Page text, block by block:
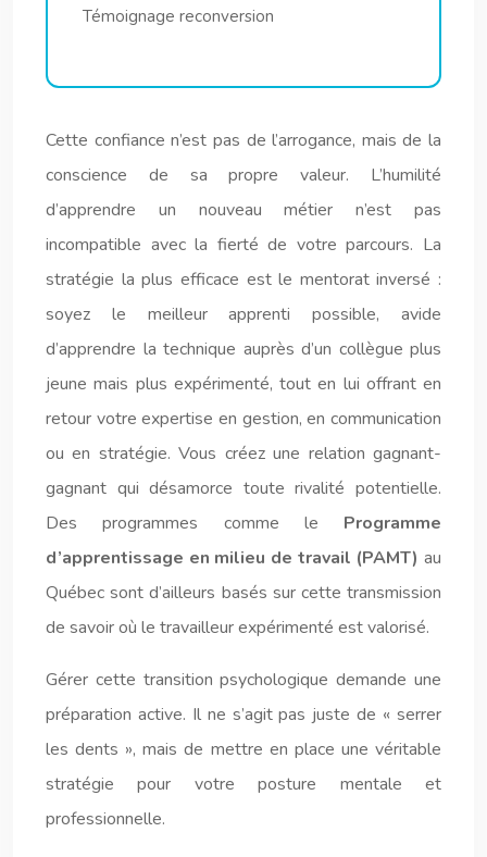
Témoignage reconversion
Cette confiance n’est pas de l’arrogance, mais de la
conscience de sa propre valeur. L’humilité
d’apprendre un nouveau métier n’est pas
incompatible avec la fierté de votre parcours. La
stratégie la plus efficace est le mentorat inversé :
soyez le meilleur apprenti possible, avide
d’apprendre la technique auprès d’un collègue plus
jeune mais plus expérimenté, tout en lui offrant en
retour votre expertise en gestion, en communication
ou en stratégie. Vous créez une relation gagnant-
gagnant qui désamorce toute rivalité potentielle.
Des programmes comme le Programme
d’apprentissage en milieu de travail (PAMT) au
Québec sont d’ailleurs basés sur cette transmission
de savoir où le travailleur expérimenté est valorisé.
Gérer cette transition psychologique demande une
préparation active. Il ne s’agit pas juste de « serrer
les dents », mais de mettre en place une véritable
stratégie pour votre posture mentale et
professionnelle.